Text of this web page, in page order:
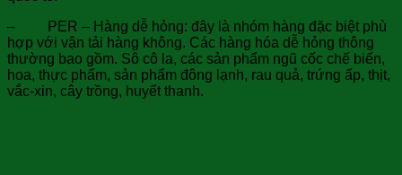
– PER – Hàng dễ hỏng: đây là nhóm hàng đặc biệt phù
hợp với vận tải hàng không. Các hàng hóa dễ hỏng thông
thường bao gồm. Sô cô la, các sản phẩm ngũ cốc chế biến,
hoa, thực phẩm, sản phẩm đông lạnh, rau quả, trứng ấp, thịt,
vắc-xin, cây trồng, huyết thanh.